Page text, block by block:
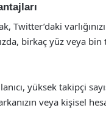
birkaç yüz veya
yüksek takipçi
veya kişisel